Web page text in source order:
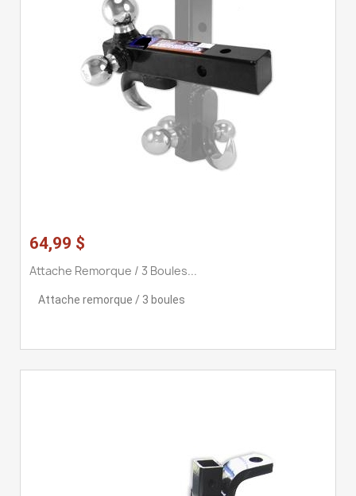
64,99 $
Attache Remorque / 3 Boules...
Attache remorque / 3 boules